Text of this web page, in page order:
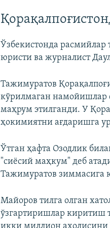
Auto
Ўзбекистонда
юристи ва журналист
Тажимуратов
кўрилмаган намойишлар
маҳрум этилганди. У
ҳокимиятни ағдаришга
Ўтган ҳафта Озодлик
"сиёсий маҳкум" деб
Тажимуратов зиммасига
Майоров тилга олган
ўзгартиришлар киритиш